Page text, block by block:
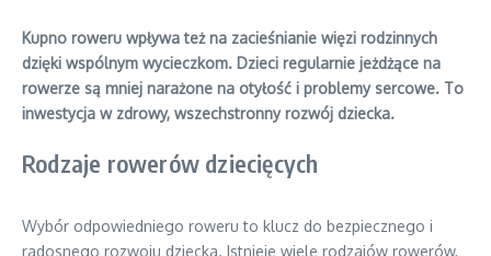
Kupno roweru wpływa też na zacieśnianie więzi rodzinnych
dzięki wspólnym wycieczkom. Dzieci regularnie jeżdżące na
rowerze są mniej narażone na otyłość i problemy sercowe. To
inwestycja w zdrowy, wszechstronny rozwój dziecka.
Rodzaje rowerów dziecięcych
Wybór odpowiedniego roweru to klucz do bezpiecznego i
radosnego rozwoju dziecka. Istnieje wiele rodzajów rowerów,